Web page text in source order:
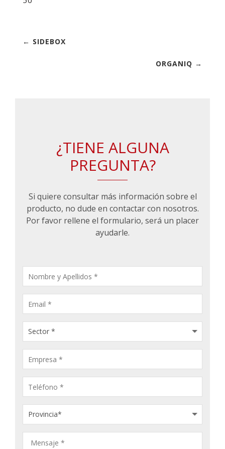
← SIDEBOX
ORGANIQ →
¿TIENE ALGUNA
PREGUNTA?
Si quiere consultar más información sobre el
producto, no dude en contactar con nosotros.
Por favor rellene el formulario, será un placer
ayudarle.
CONSULTA
PRODUCTOS